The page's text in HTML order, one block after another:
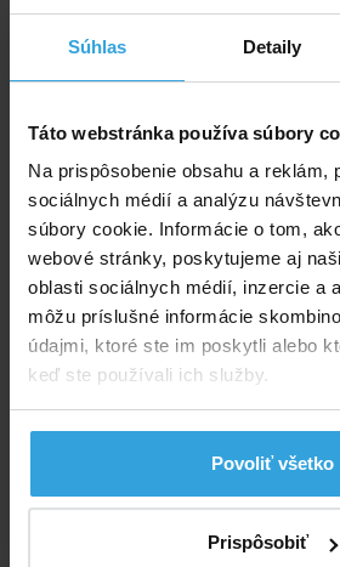
Súhlas Detaily
Táto webstránka používa súbory
Na prispôsobenie obsahu a reklám,
sociálnych médií a analýzu
súbory cookie. Informácie o tom,
webové stránky, poskytujeme aj
oblasti sociálnych médií, inzercie a
môžu príslušné informácie
údajmi, ktoré ste im poskytli alebo
keď ste používali ich služby.
Povoliť všetko
Prispôsobiť
Kód produktu:
Dostupnost:Prodej ukončen
Spýtajte sa predavača
Podrobný popis
Podrobný popis
Určené pre filtre značky Shott
SF15
SF60